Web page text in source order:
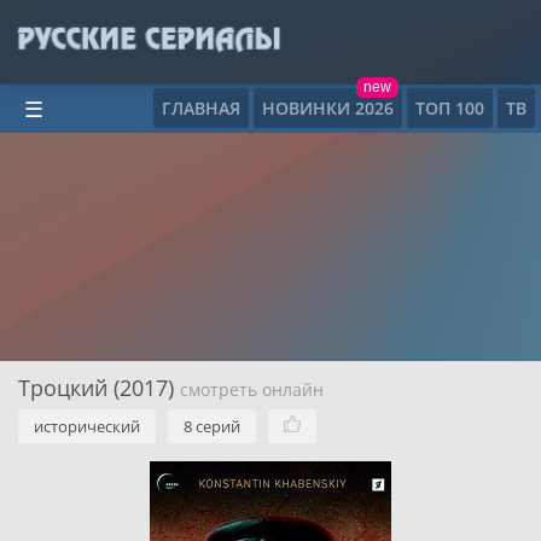
ГЛАВНАЯ НОВИНКИ 2026
new
ТОП 100 ТВ
☰
Троцкий (2017) смотреть онлайн
исторический 8 серий